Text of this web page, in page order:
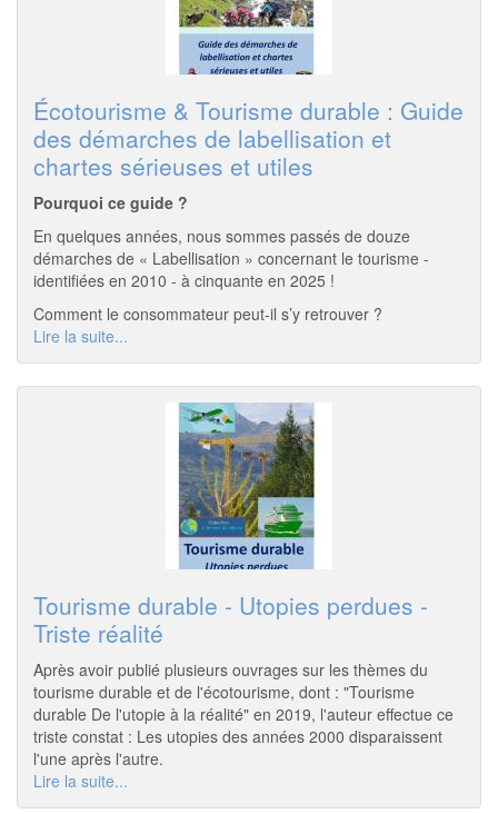
Écotourisme & Tourisme durable : Guide
des démarches de labellisation et
chartes sérieuses et utiles
Pourquoi ce guide ?
En quelques années, nous sommes passés de douze
démarches de « Labellisation » concernant le tourisme -
identifiées en 2010 - à cinquante en 2025 !
Comment le consommateur peut-il s’y retrouver ?
Lire la suite...
Tourisme durable - Utopies perdues -
Triste réalité
Après avoir publié plusieurs ouvrages sur les thèmes du
tourisme durable et de l'écotourisme, dont : "Tourisme
durable De l'utopie à la réalité" en 2019, l'auteur effectue ce
triste constat : Les utopies des années 2000 disparaissent
l'une après l'autre.
Lire la suite...